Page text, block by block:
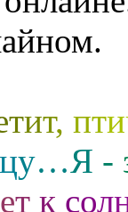
тит, пти
цу…Я -
ет к сол